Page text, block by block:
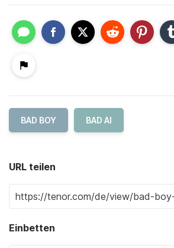
BAD BOY BAD AI
URL teilen
Einbetten